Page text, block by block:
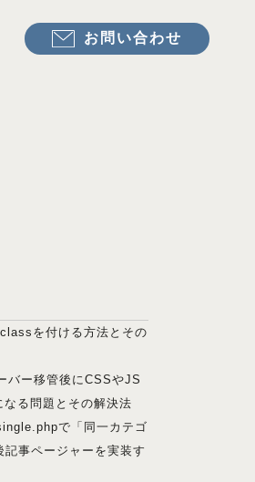
お問い合わせ
を付ける方法とその
バー移管後にCSSやJS
る問題とその解決法
で「同一カテゴ
記事ページャーを実装す